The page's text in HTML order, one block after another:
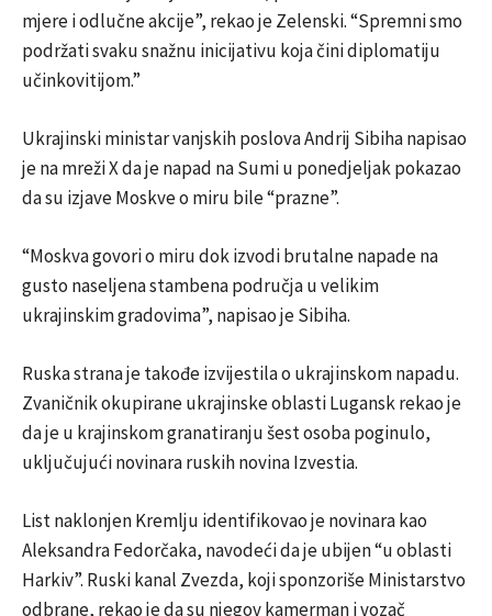
mjere i odlučne akcije”, rekao je Zelenski. “Spremni smo
podržati svaku snažnu inicijativu koja čini diplomatiju
učinkovitijom.”
Ukrajinski ministar vanjskih poslova Andrij Sibiha napisao
je na mreži X da je napad na Sumi u ponedjeljak pokazao
da su izjave Moskve o miru bile “prazne”.
“Moskva govori o miru dok izvodi brutalne napade na
gusto naseljena stambena područja u velikim
ukrajinskim gradovima”, napisao je Sibiha.
Ruska strana je takođe izvijestila o ukrajinskom napadu.
Zvaničnik okupirane ukrajinske oblasti Lugansk rekao je
da je u krajinskom granatiranju šest osoba poginulo,
uključujući novinara ruskih novina Izvestia.
List naklonjen Kremlju identifikovao je novinara kao
Aleksandra Fedorčaka, navodeći da je ubijen “u oblasti
Harkiv”. Ruski kanal Zvezda, koji sponzoriše Ministarstvo
odbrane, rekao je da su njegov kamerman i vozač